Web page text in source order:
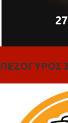
ΠΕΖΟΓΥΡΟΣ